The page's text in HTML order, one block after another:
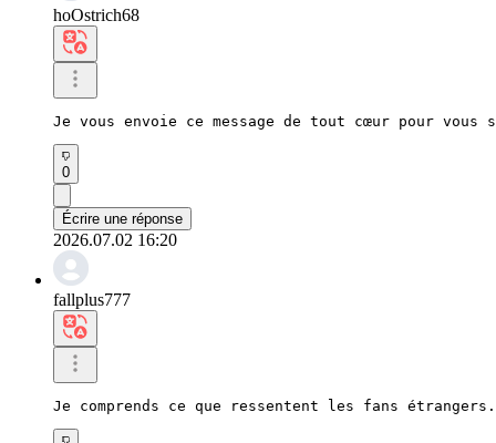
hoOstrich68
Je vous envoie ce message de tout cœur pour
0
Écrire une réponse
2026.07.02 16:20
fallplus777
Je comprends ce que ressentent les fans